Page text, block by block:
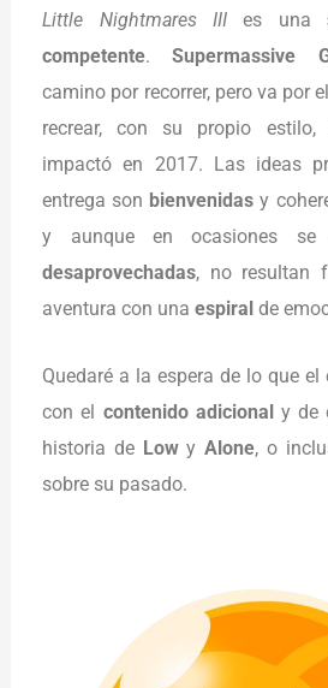
Little Nightmares IIIes una
competente.Supermassive
camino por recorrer, pero va por
recrear, con su propio
impactó en 2017. Las ideas
entrega son bienvenidas y
y aunque en ocasiones
desaprovechadas, no resultan
aventura con unaespiralde
Quedaré a la espera de lo que
con el contenido adicionaly de
historia de LowyAlone, o
sobre su pasado.